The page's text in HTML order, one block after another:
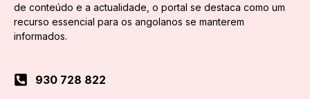
de conteúdo e a actualidade, o portal se destaca como um
recurso essencial para os angolanos se manterem
informados.
930 728 822